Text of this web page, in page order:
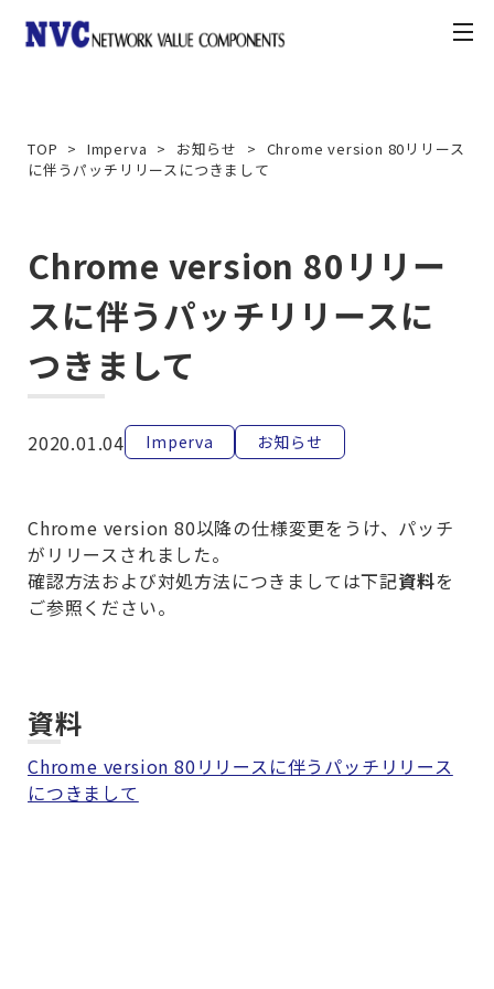
toggle
お知らせ
契約・利用条件
ナレッジベース
カスタマーポータル
お問合せ方法
TOP Imperva お知らせ
Chrome version 80リリース
に伴うパッチリリースにつきまして
Chrome version 80リリー
スに伴うパッチリリースに
つきまして
2020.01.04 Imperva お知らせ
Chrome version 80以降の仕様変更をうけ、パッチ
がリリースされました。
確認方法および対処方法につきましては下記資料を
ご参照ください。
資料
Chrome version 80リリースに伴うパッチリリース
につきまして